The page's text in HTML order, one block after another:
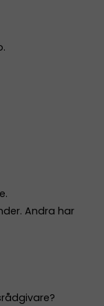
Andra har